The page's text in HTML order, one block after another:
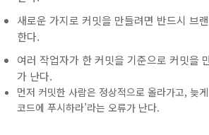
새로운 가지로 커밋을 만들려면 반드시 브
한다.
여러 작업자가 한 커밋을 기준으로 커밋을
가 난다.
먼저 커밋한 사람은 정상적으로 올라가고, 늦
코드에 푸시하라’라는 오류가 난다.